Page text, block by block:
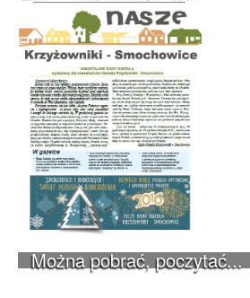
Można pobrać, poczytać...